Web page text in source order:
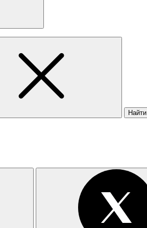
Найти